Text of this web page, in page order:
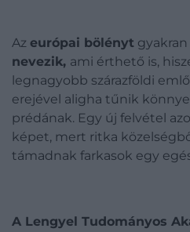
Az európai bölényt gyakran
nevezik, ami érthető is,
legnagyobb szárazföldi
erejével aligha tűnik
prédának. Egy új felvétel
képet, mert ritka
támadnak farkasok egy
A Lengyel Tudományos